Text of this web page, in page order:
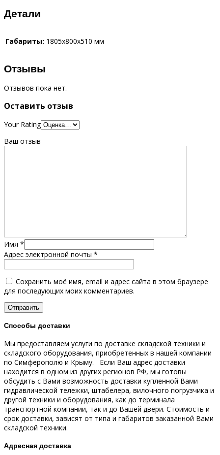
Детали
Габариты: 1805x800x510 мм
Отзывы
Отзывов пока нет.
Оставить отзыв
Your Rating
Ваш отзыв
Имя *
Адрес электронной почты *
Сохранить моё имя, email и адрес сайта в этом браузере
для последующих моих комментариев.
Способы доставки
Мы предоставляем услуги по доставке складской техники и
складского оборудования, приобретенных в нашей компании
по Симферополю и Крыму.
Если Ваш адрес доставки
находится в одном из других регионов РФ, мы готовы
обсудить с Вами возможность доставки купленной Вами
гидравлической тележки, штабелера, вилочного погрузчика и
другой техники и оборудования, как до терминала
транспортной компании, так и до Вашей двери. Стоимость и
срок доставки, зависят от типа и габаритов заказанной Вами
складской техники.
Адресная доставка